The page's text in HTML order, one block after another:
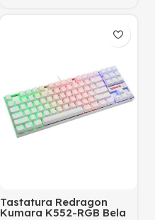
Tastatura Redragon
Kumara K552-RGB Bela